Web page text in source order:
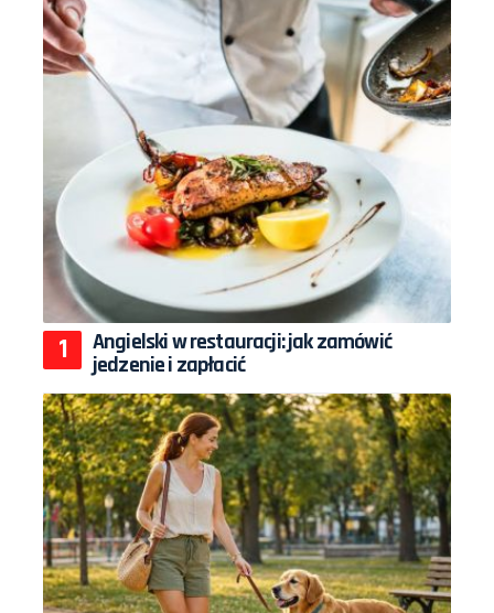
Angielski w restauracji: jak zamówić
jedzenie i zapłacić